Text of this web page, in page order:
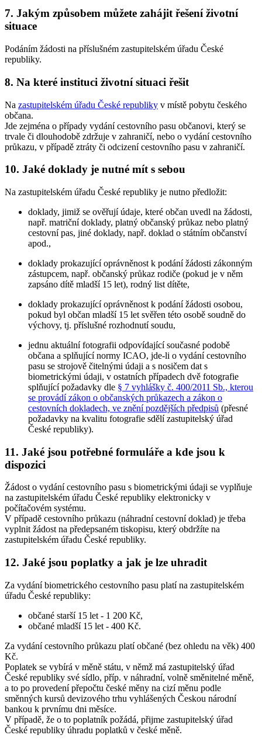
7. Jakým způsobem můžete zahájit řešení životní
situace
Podáním žádosti na příslušném zastupitelském úřadu České
republiky.
8. Na které instituci životní situaci řešit
Na zastupitelském úřadu České republiky v místě pobytu českého
občana.
Jde zejména o případy vydání cestovního pasu občanovi, který se
trvale či dlouhodobě zdržuje v zahraničí, nebo o vydání cestovního
průkazu, v případě ztráty či odcizení cestovního pasu v zahraničí.
10. Jaké doklady je nutné mít s sebou
Na zastupitelském úřadu České republiky je nutno předložit:
doklady, jimiž se ověřují údaje, které občan uvedl na žádosti,
např. matriční doklady, platný občanský průkaz nebo platný
cestovní pas, jiné doklady, např. doklad o státním občanství
apod.,
doklady prokazující oprávněnost k podání žádosti zákonným
zástupcem, např. občanský průkaz rodiče (pokud je v něm
zapsáno dítě mladší 15 let), rodný list dítěte,
doklady prokazující oprávněnost k podání žádosti osobou,
pokud byl občan mladší 15 let svěřen této osobě soudně do
výchovy, tj. příslušné rozhodnutí soudu,
jednu aktuální fotografii odpovídající současné podobě
občana a splňující normy ICAO, jde-li o vydání cestovního
pasu se strojově čitelnými údaji a s nosičem dat s
biometrickými údaji, v ostatních případech dvě fotografie
splňující požadavky dle § 7 vyhlášky č. 400/2011 Sb., kterou
se provádí zákon o občanských průkazech a zákon o
cestovních dokladech, ve znění pozdějších předpisů (přesné
požadavky na kvalitu fotografie sdělí zastupitelský úřad
České republiky).
11. Jaké jsou potřebné formuláře a kde jsou k
dispozici
Žádost o vydání cestovního pasu s biometrickými údaji se vyplňuje
na zastupitelském úřadu České republiky elektronicky v
počítačovém systému.
V případě cestovního průkazu (náhradní cestovní doklad) je třeba
vyplnit žádost na předepsaném tiskopisu, který obdržíte na
zastupitelském úřadu České republiky.
12. Jaké jsou poplatky a jak je lze uhradit
Za vydání biometrického cestovního pasu platí na zastupitelském
úřadu České republiky:
občané starší 15 let - 1 200 Kč,
občané mladší 15 let - 400 Kč.
Za vydání cestovního průkazu platí občané (bez ohledu na věk) 400
Kč.
Poplatek se vybírá v měně státu, v němž má zastupitelský úřad
České republiky své sídlo, příp. v náhradní, volně směnitelné měně,
a to po provedení přepočtu české měny na cizí měnu podle
směnných kursů devizového trhu vyhlášených Českou národní
bankou k prvnímu dni měsíce.
V případě, že o to poplatník požádá, přijme zastupitelský úřad
České republiky úhradu poplatků v české měně.